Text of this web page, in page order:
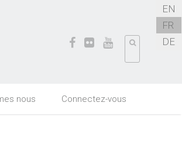
EN
FR
DE
nous Connectez-vous